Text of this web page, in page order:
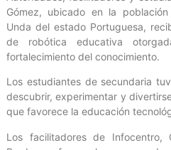
Gómez, ubicado en la
Unda del estado Portuguesa,
de robótica educativa
fortalecimiento del conocimiento.
Los estudiantes de secundaria
descubrir, experimentar y
que favorece la educación
Los facilitadores de Infocentro,